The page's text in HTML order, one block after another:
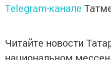
Telegram-канале
Читайте новости